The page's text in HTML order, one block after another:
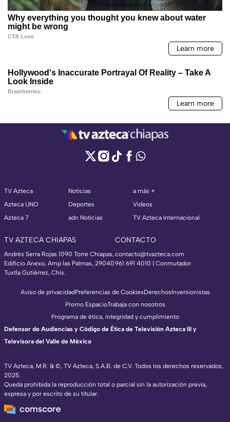
TV Azteca
Azteca UNO
Azteca 7
Noticias
Deportes
adn Noticias
a más +
Videos
TV Azteca Internacional
TV AZTECA CHIAPAS
Andrés Serra Rojas 1090 Torre Chiapas,
Edificio Anexo, Amp las Palmas, 29040
Tuxtla Gutiérrez, Chis.
CONTACTO
contacto@tvazteca.com
961 691 4010 | Conmutador
TV Azteca, M.R. & ©, TV Azteca, S.A.B. de C.V. Todos los derechos reservados,
2025.
Queda prohibida la reproducción total o parcial sin la autorización previa,
expresa y por escrito de su titular.
Aviso de privacidadPreferencias de CookiesDerechosInversionistas
Promo EspacioTrabaja con nosotros
Programa de ética, integridad y cumplimiento
Defensor de Audiencias y Código de Ética de Televisión Azteca III y
Televisora del Valle de México